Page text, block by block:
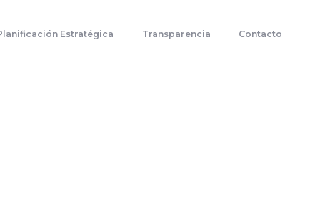
Estratégica Transparencia Contacto